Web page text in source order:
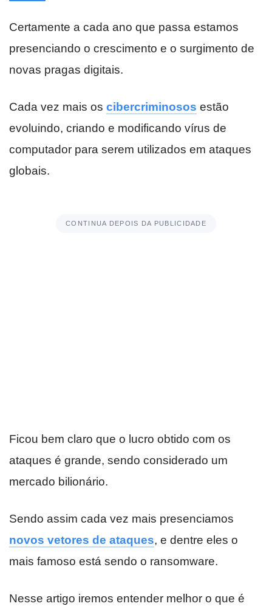
Certamente a cada ano que passa estamos
presenciando o crescimento e o surgimento de
novas pragas digitais.
Cada vez mais os cibercriminosos estão
evoluindo, criando e modificando vírus de
computador para serem utilizados em ataques
globais.
CONTINUA DEPOIS DA PUBLICIDADE
Ficou bem claro que o lucro obtido com os
ataques é grande, sendo considerado um
mercado bilionário.
Sendo assim cada vez mais presenciamos
novos vetores de ataques, e dentre eles o
mais famoso está sendo o ransomware.
Nesse artigo iremos entender melhor o que é